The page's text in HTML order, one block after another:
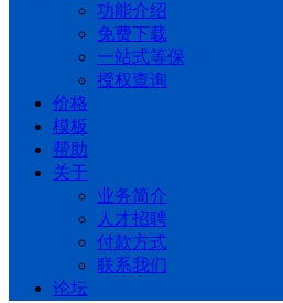
功能介绍
免费下载
一站式等保
授权查询
价格
模板
帮助
关于
业务简介
人才招聘
付款方式
联系我们
论坛